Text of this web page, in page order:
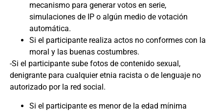
mecanismo para generar votos en serie,
simulaciones de IP o algún medio de votación
automática.
Si el participante realiza actos no conformes con la
moral y las buenas costumbres.
-Si el participante sube fotos de contenido sexual,
denigrante para cualquier etnia racista o de lenguaje no
autorizado por la red social.
Si el participante es menor de la edad mínima